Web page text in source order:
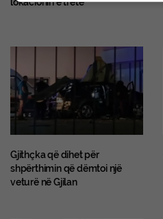
Gjithçka që dihet për
shpërthimin që dëmtoi një
veturë në Gjilan